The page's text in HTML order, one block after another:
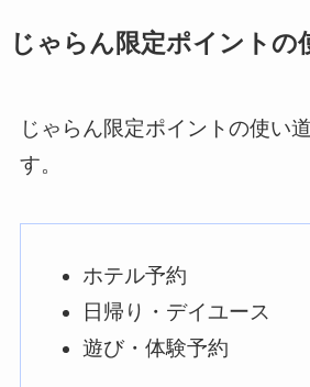
じゃらん限定ポイントの
じゃらん限定ポイントの使い
す。
ホテル予約
日帰り・デイユース
遊び・体験予約